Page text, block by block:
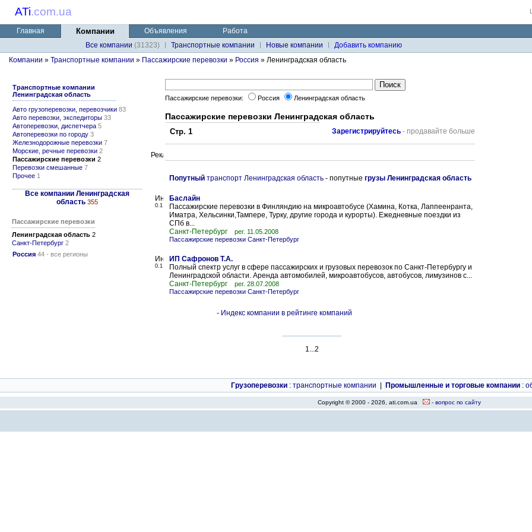
ATi.com.ua
Главная Компании Объявления
Работа
Все компании (31323) Транспортные компании Новые компании
Добавить компанию
Компании » Транспортные компании » Пассажирские перевозки » Россия » Ленинградская область
Транспортные компании
Ленинградская область
Авто грузоперевозки, перевозчики 83
Авто перевозки, экспедиторы 33
Автоперевозки, диспетчера 5
Автоперевозки по городу 3
Железнодорожные перевозки 7
Морские, речные перевозки 2
Пассажирские перевозки 2
Перевозки смешанные 7
Прочее 1
Все компании Ленинградская
область 355
Пассажирские перевозки
Ленинградская область 2
Санкт-Петербург 2
Россия 44 - все регионы
Пассажирские перевозки: Россия Ленинградская область
Пассажирские перевозки Ленинградская область
Стр. 1 Зарегистрируйтесь - продавайте больше
Попутный транспорт Ленинградская область - попутные грузы Ленинградская область
0.1
Баслайн
Пассажирские перевозки в Финляндию на микроавтобусе (Хамина, Котка, Лаппеенранта,
Иматра, Хельсинки,Тампере, Турку, другие города и курорты). Ежедневные поездки из
СПб в...
Санкт-Петербург
рег. 11.05.2008
Пассажирские перевозки Санкт-Петербург
0.1
ИП Сафронов Т.А.
Полный спектр услуг в сфере пассажирских и грузовых перевозок по Санкт-Петербургу и
Ленинградской области. Аренда автомобилей, микроавтобусов, автобусов, лимузинов с...
Санкт-Петербург
рег. 28.07.2008
Пассажирские перевозки Санкт-Петербург
- Индекс компании в рейтинге компаний
1...2
Грузоперевозки : транспортные компании Промышленные и торговые компании :
Copyright © 2000 - 2026, ati.com.ua - вопрос по сайту